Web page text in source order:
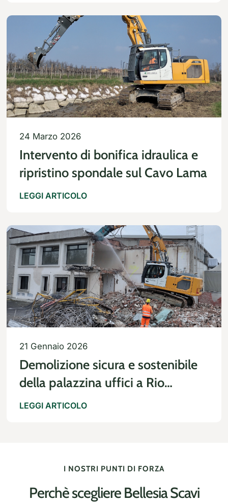
macerie edili
24 Marzo 2026
Intervento di bonifica idraulica e
ripristino spondale sul Cavo Lama
LEGGI ARTICOLO
21 Gennaio 2026
Demolizione sicura e sostenibile
della palazzina uffici a Rio
Saliceto
LEGGI ARTICOLO
I NOSTRI PUNTI DI FORZA
Perchè scegliere Bellesia Scavi